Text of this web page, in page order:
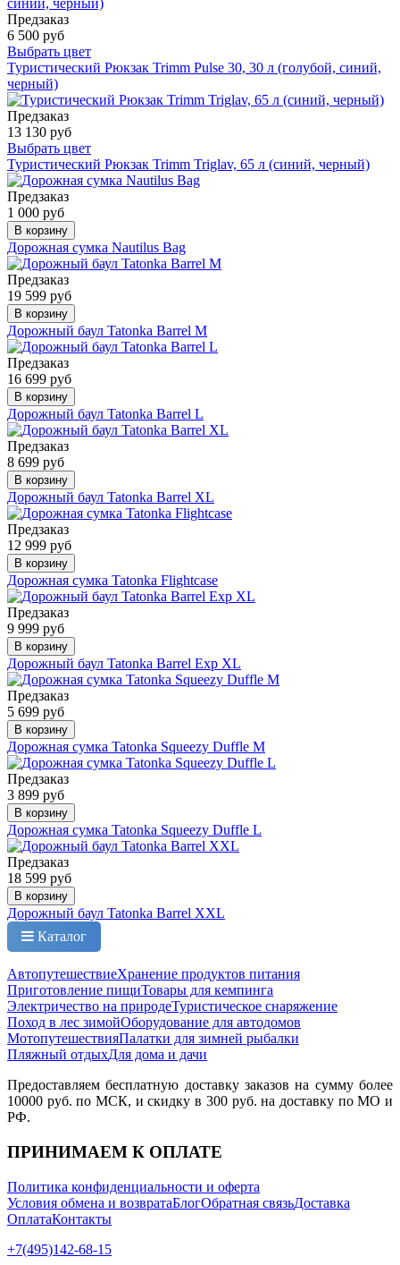
Предзаказ
6 500 руб
Выбрать цвет
Туристический Рюкзак Trimm Pulse 30, 30 л (голубой, синий,
черный)
Предзаказ
13 130 руб
Выбрать цвет
Туристический Рюкзак Trimm Triglav, 65 л (синий, черный)
Предзаказ
1 000 руб
В корзину
Дорожная сумка Nautilus Bag
Предзаказ
19 599 руб
В корзину
Дорожный баул Tatonka Barrel M
Предзаказ
16 699 руб
В корзину
Дорожный баул Tatonka Barrel L
Предзаказ
8 699 руб
В корзину
Дорожный баул Tatonka Barrel XL
Предзаказ
12 999 руб
В корзину
Дорожная сумка Tatonka Flightcase
Предзаказ
9 999 руб
В корзину
Дорожный баул Tatonka Barrel Exp XL
Предзаказ
5 699 руб
В корзину
Дорожная сумка Tatonka Squeezy Duffle M
Предзаказ
3 899 руб
В корзину
Дорожная сумка Tatonka Squeezy Duffle L
Предзаказ
18 599 руб
В корзину
Дорожный баул Tatonka Barrel XXL
Каталог
АвтопутешествиеХранение продуктов питания
Приготовление пищиТовары для кемпинга
Электричество на природеТуристическое снаряжение
Поход в лес зимойОборудование для автодомов
МотопутешествияПалатки для зимней рыбалки
Пляжный отдыхДля дома и дачи
Предоставляем бесплатную доставку заказов на сумму более
10000 руб. по МСК, и скидку в 300 руб. на доставку по МО и
РФ.
ПРИНИМАЕМ К ОПЛАТЕ
Политика конфиденциальности и оферта
Условия обмена и возвратаБлогОбратная связьДоставка
ОплатаКонтакты
+7(495)142-68-15